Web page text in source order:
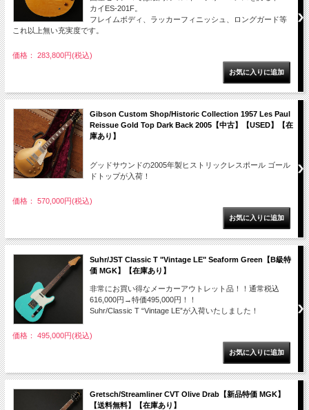
カイES-201F。
フレイムボディ、ラッカーフィニッシュ、ロングガード等
これ以上無い充実度です。
価格： 283,800円(税込)
Gibson Custom Shop/Historic Collection 1957 Les Paul
Reissue Gold Top Dark Back 2005【中古】【USED】【在
庫あり】
グッドサウンドの2005年製ヒストリックレスポール ゴール
ドトップが入荷！
価格： 570,000円(税込)
Suhr/JST Classic T "Vintage LE" Seaform Green【B級特
価 MGK】【在庫あり】
非常にお買い得なメーカーアウトレット品！！通常税込
616,000円→特価495,000円！！
Suhr/Classic T “Vintage LE”が入荷いたしました！
価格： 495,000円(税込)
Gretsch/Streamliner CVT Olive Drab【新品特価 MGK】
【送料無料】【在庫あり】